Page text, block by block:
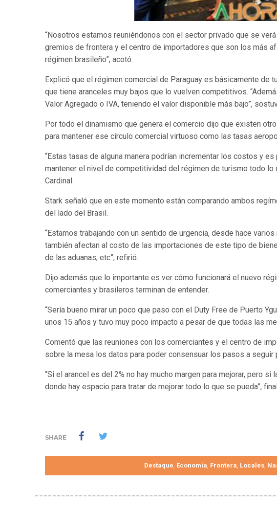
“Nosotros estamos reuniéndonos con el sector privado que se
gremios de frontera y el centro de importadores que son los más
régimen brasileño”, acotó.
Explicó que el régimen comercial de Paraguay es básicamente de
que tiene aranceles muy bajos que lo vuelven competitivos.
Valor Agregado o IVA, teniendo el valor disponible más bajo”,
Por todo el dinamismo que genera el comercio dijo que existen
para mantener ese círculo comercial virtuoso como las tasas
“Estas tasas de alguna manera podrían incrementar los costos y
mantener el nivel de competitividad del régimen de turismo todo lo
Cardinal.
Stark señaló que en este momento están comparando ambos
del lado del Brasil.
“Estamos trabajando con un sentido de urgencia, desde hace
también afectan al costo de las importaciones de este tipo de
de las aduanas, etc”, refirió.
Dijo además que lo importante es ver cómo funcionará el nuevo
comerciantes y brasileros terminan de entender.
“Sería bueno mirar un poco que paso con el Duty Free de Puerto
unos 15 años y tuvo muy poco impacto a pesar de que todas las
Comentó que las reuniones con los comerciantes y el centro de
sobre la mesa los datos para poder consensuar los pasos a
“Si el arancel es del 2% no hay mucho margen para mejorar, pero
donde hay espacio para tratar de mejorar todo lo que se pueda”,
SHARE
Destaque, Economía, Frontera, Locales,